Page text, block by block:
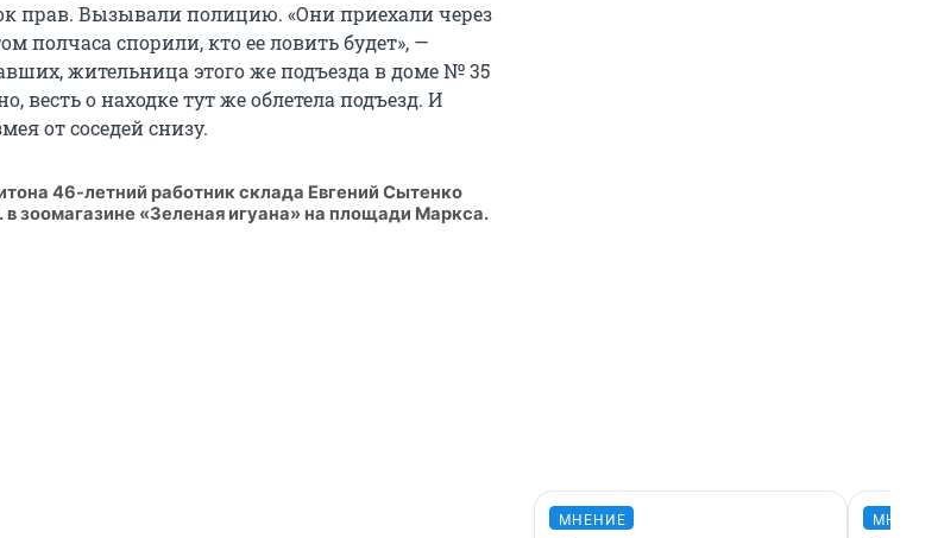
прав. Вызывали полицию. «Они приехали через
полчаса спорили, кто ее ловить будет», —
жительница этого же подъезда в доме № 35
весть о находке тут же облетела подъезд. И
от соседей снизу.
46-летний работник склада Евгений Сытенко
в зоомагазине «Зеленая игуана» на площади Маркса.
МНЕНИЕ